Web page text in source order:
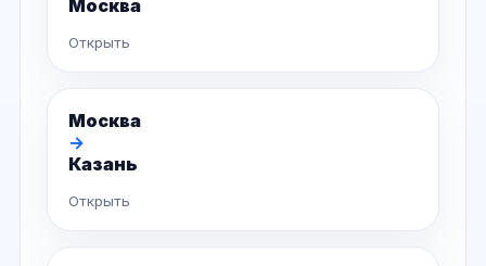
Москва
Открыть
Москва
→
Казань
Открыть